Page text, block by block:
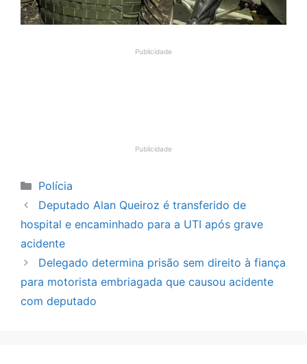
Publicidade
Publicidade
Categorias
Polícia
Deputado Alan Queiroz é transferido de
hospital e encaminhado para a UTI após grave
acidente
Delegado determina prisão sem direito à fiança
para motorista embriagada que causou acidente
com deputado